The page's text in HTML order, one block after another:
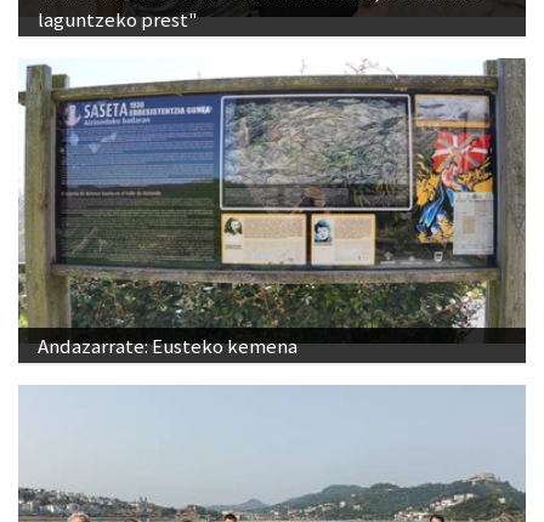
laguntzeko prest"
Andazarrate: Eusteko kemena